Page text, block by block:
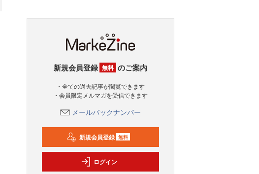
新規会員登録 無料 のご案内
・全ての過去記事が閲覧できます
・会員限定メルマガを受信できます
メールバックナンバー
新規会員登録 無料
ログイン